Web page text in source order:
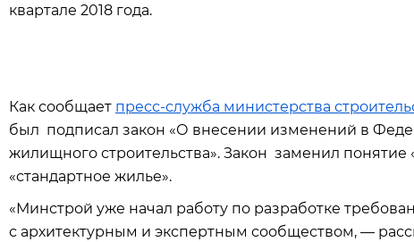
квартале 2018 года.
Как сообщает пресс-служба министерства
был подписал закон «О внесении изменений в
жилищного строительства». Закон заменил понятие
«стандартное жилье».
«Минстрой уже начал работу по разработке
с архитектурным и экспертным сообществом, —